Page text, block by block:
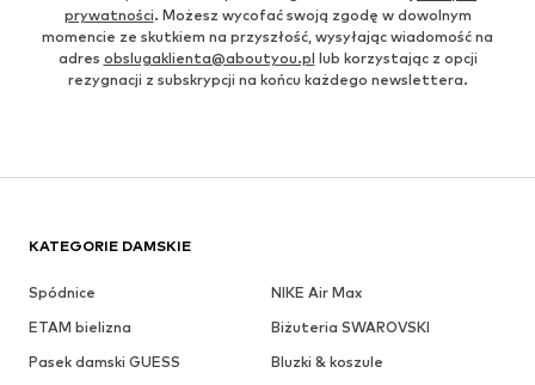
prywatności. Możesz wycofać swoją zgodę w dowolnym
momencie ze skutkiem na przyszłość, wysyłając wiadomość na
adres obslugaklienta@aboutyou.pl lub korzystając z opcji
rezygnacji z subskrypcji na końcu każdego newslettera.
KATEGORIE DAMSKIE
Spódnice
NIKE Air Max
ETAM bielizna
Biżuteria SWAROVSKI
Pasek damski GUESS
Bluzki & koszule